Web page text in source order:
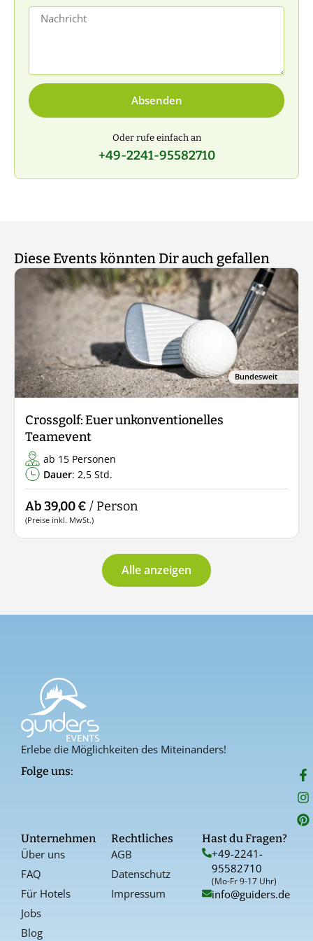
Nachricht
Absenden
Oder rufe einfach an
+49-2241-95582710
Diese Events könnten Dir auch gefallen
Bundesweit
Crossgolf: Euer unkonventionelles
Teamevent
ab 15 Personen
Dauer: 2,5 Std.
Ab 39,00 € / Person
(Preise inkl. MwSt.)
Alle anzeigen
Erlebe die Möglichkeiten des Miteinanders!
Folge uns: F
a
c
e
b
I
n
s
t
a
P
i
n
t
e
Unternehmen
Über uns
FAQ
Für Hotels
Jobs
Blog
Rechtliches
AGB
Datenschutz
Impressum
Hast du Fragen?
+49-2241-
95582710
(Mo-Fr 9-17 Uhr)
info@guiders.de